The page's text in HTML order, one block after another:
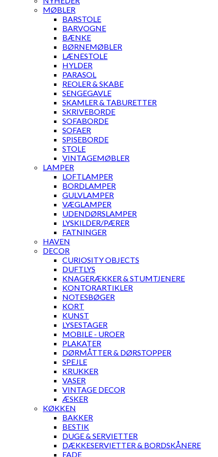
MØBLER
BARSTOLE
BARVOGNE
BÆNKE
BØRNEMØBLER
LÆNESTOLE
HYLDER
PARASOL
REOLER & SKABE
SENGEGAVLE
SKAMLER & TABURETTER
SKRIVEBORDE
SOFABORDE
SOFAER
SPISEBORDE
STOLE
VINTAGEMØBLER
LAMPER
LOFTLAMPER
BORDLAMPER
GULVLAMPER
VÆGLAMPER
UDENDØRSLAMPER
LYSKILDER/PÆRER
FATNINGER
HAVEN
DECOR
CURIOSITY OBJECTS
DUFTLYS
KNAGERÆKKER & STUMTJENERE
KONTORARTIKLER
NOTESBØGER
KORT
KUNST
LYSESTAGER
MOBILE - UROER
PLAKATER
DØRMÅTTER & DØRSTOPPER
SPEJLE
KRUKKER
VASER
VINTAGE DECOR
ÆSKER
KØKKEN
BAKKER
BESTIK
DUGE & SERVIETTER
DÆKKESERVIETTER & BORDSKÅNERE
FADE